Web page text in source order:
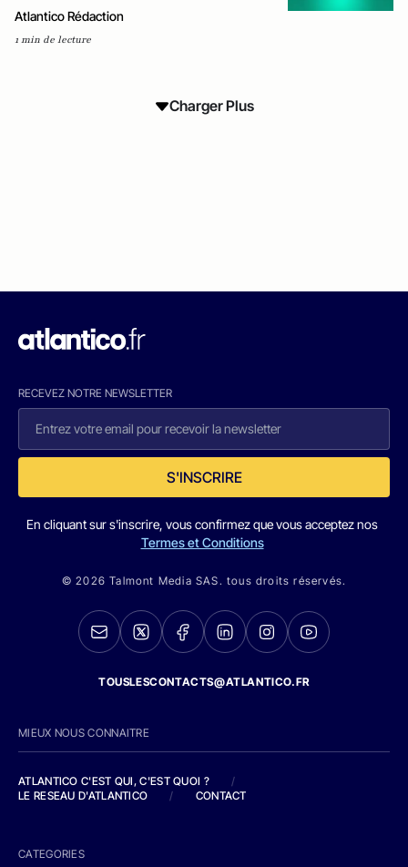
Atlantico Rédaction
1 min de lecture
Charger Plus
RECEVEZ NOTRE NEWSLETTER
S'INSCRIRE
En cliquant sur s'inscrire, vous confirmez que vous acceptez nos
Termes et Conditions
© 2026 Talmont Media SAS. tous droits réservés.
TOUSLESCONTACTS@ATLANTICO.FR
MIEUX NOUS CONNAITRE
ATLANTICO C'EST QUI, C'EST QUOI ?
/
LE RESEAU D'ATLANTICO
/ CONTACT
CATEGORIES